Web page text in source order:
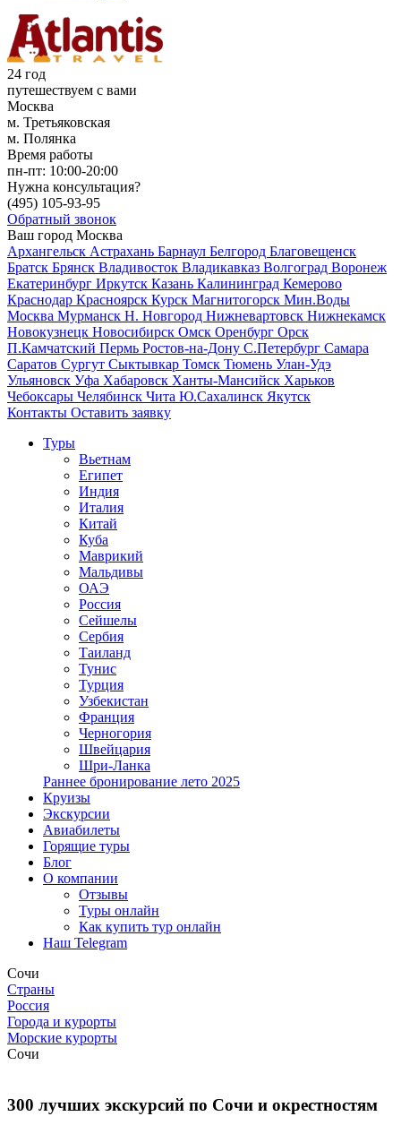
24 год
путешествуем с вами
Москва
м. Третьяковская
м. Полянка
Время работы
пн-пт: 10:00-20:00
Нужна консультация?
(495) 105-93-95
Обратный звонок
Ваш город Москва
Архангельск Астрахань Барнаул Белгород Благовещенск
Братск Брянск Владивосток Владикавказ Волгоград Воронеж
Екатеринбург Иркутск Казань Калининград Кемерово
Краснодар Красноярск Курск Магнитогорск Мин.Воды
Москва Мурманск Н. Новгород Нижневартовск Нижнекамск
Новокузнецк Новосибирск Омск Оренбург Орск
П.Камчатский Пермь Ростов-на-Дону С.Петербург Самара
Саратов Сургут Сыктывкар Томск Тюмень Улан-Удэ
Ульяновск Уфа Хабаровск Ханты-Мансийск Харьков
Чебоксары Челябинск Чита Ю.Сахалинск Якутск
Контакты Оставить заявку
Туры
Вьетнам
Египет
Индия
Италия
Китай
Куба
Маврикий
Мальдивы
ОАЭ
Россия
Сейшелы
Сербия
Таиланд
Тунис
Турция
Узбекистан
Франция
Черногория
Швейцария
Шри-Ланка
Раннее бронирование лето 2025
Круизы
Экскурсии
Авиабилеты
Горящие туры
Блог
О компании
Отзывы
Туры онлайн
Как купить тур онлайн
Наш Telegram
Сочи
Страны
Россия
Города и курорты
Морские курорты
Сочи
300 лучших экскурсий по Сочи и окрестностям